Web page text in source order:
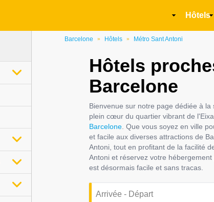
Barcelone » Hôtels » Métro Sant Antoni
Hôtels
Barcelone
Bienvenue sur notre page dédiée à la
plein cœur du quartier vibrant de
Barcelone . Que vous soyez en ville
et facile aux diverses attractions de
Antoni, tout en profitant de la facilité
Antoni et réservez votre
est désormais facile et sans tracas.
MainHôtels